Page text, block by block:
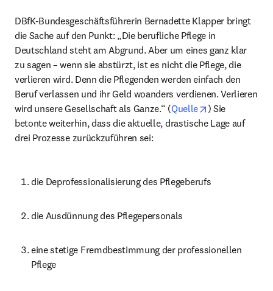
DBfK-Bundesgeschäftsführerin Bernadette Klapper bringt
die Sache auf den Punkt: „Die berufliche Pflege in
Deutschland steht am Abgrund. Aber um eines ganz klar
zu sagen – wenn sie abstürzt, ist es nicht die Pflege, die
verlieren wird. Denn die Pflegenden werden einfach den
Beruf verlassen und ihr Geld woanders verdienen. Verlieren
wird unsere Gesellschaft als Ganze.“ (Quelle opens in new
) Sie
betonte weiterhin, dass die aktuelle, drastische Lage auf
drei Prozesse zurückzuführen sei:
die Deprofessionalisierung des Pflegeberufs
die Ausdünnung des Pflegepersonals
eine stetige Fremdbestimmung der professionellen
Pflege